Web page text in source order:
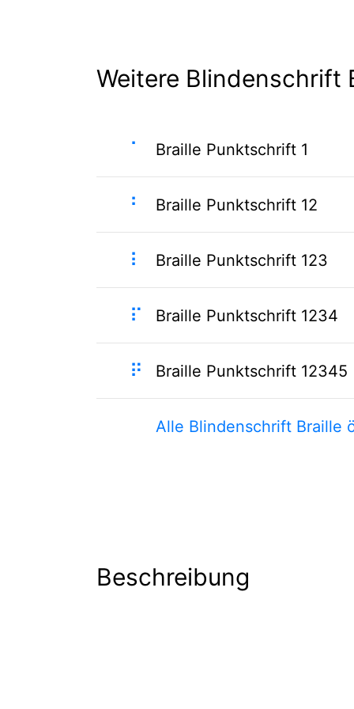
Weitere Blindenschrift
⠁ Braille Punktschrift 1
⠃ Braille Punktschrift 12
⠇ Braille Punktschrift 123
⠏ Braille Punktschrift 1234
⠟ Braille Punktschrift 12345
Alle Blindenschrift Braille
Beschreibung